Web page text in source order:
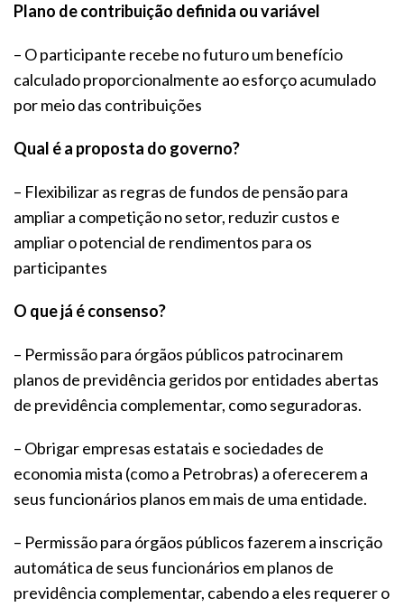
Plano de contribuição definida ou variável
– O participante recebe no futuro um benefício
calculado proporcionalmente ao esforço acumulado
por meio das contribuições
Qual é a proposta do governo?
– Flexibilizar as regras de fundos de pensão para
ampliar a competição no setor, reduzir custos e
ampliar o potencial de rendimentos para os
participantes
O que já é consenso?
– Permissão para órgãos públicos patrocinarem
planos de previdência geridos por entidades abertas
de previdência complementar, como seguradoras.
– Obrigar empresas estatais e sociedades de
economia mista (como a Petrobras) a oferecerem a
seus funcionários planos em mais de uma entidade.
– Permissão para órgãos públicos fazerem a inscrição
automática de seus funcionários em planos de
previdência complementar, cabendo a eles requerer o